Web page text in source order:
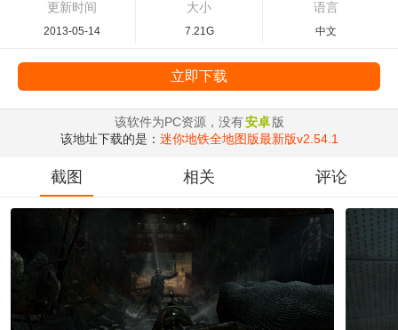
更新时间
2013-05-14
大小
7.21G
语言
中文
立即下载
该软件为PC资源，没有安卓 版
该地址下载的是： 迷你地铁全地图版最新版v2.54.1
截图 相关 评论